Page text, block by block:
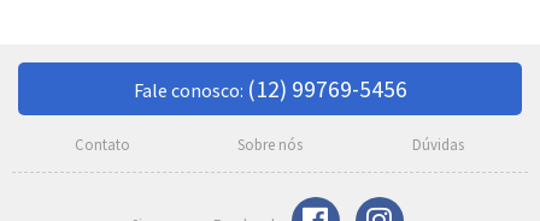
Fale conosco: (12) 99769-5456
Contato Sobre nós Dúvidas